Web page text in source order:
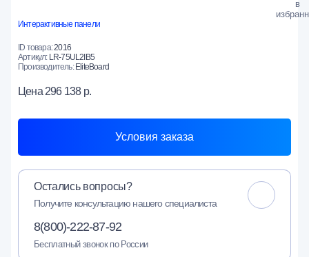
Интерактивные панели
ID товара:2016
Артикул: LR-75UL2IB5
Производитель:EliteBoard
Цена 296 138 р.
Условия заказа
Остались вопросы?
Получите консультацию нашего специалиста
8(800)-222-87-92
Бесплатный звонок по России